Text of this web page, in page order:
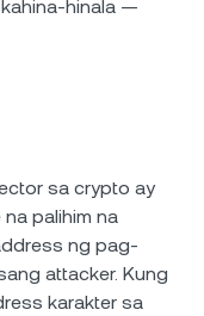
hinala —
sa crypto ay
palihim na
ng pag-
attacker. Kung
karakter sa